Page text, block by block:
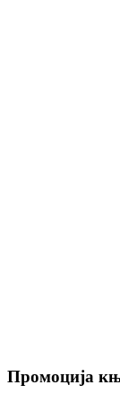
Промоција